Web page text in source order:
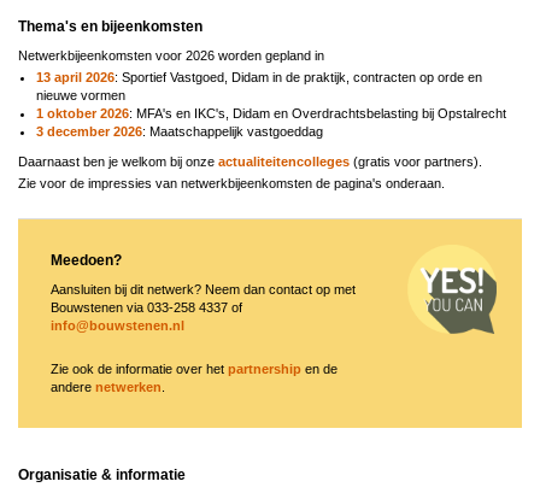
Thema's en bijeenkomsten
Netwerkbijeenkomsten voor 2026 worden gepland in
13 april 2026: Sportief Vastgoed, Didam in de praktijk, contracten op orde en
nieuwe vormen
1 oktober 2026: MFA's en IKC's, Didam en Overdrachtsbelasting bij Opstalrecht
3 december 2026: Maatschappelijk vastgoeddag
Daarnaast ben je welkom bij onze actualiteitencolleges (gratis voor partners).
Zie voor de impressies van netwerkbijeenkomsten de pagina's onderaan.
Meedoen?
Aansluiten bij dit netwerk? Neem dan contact op met
Bouwstenen via 033-258 4337 of
info@bouwstenen.nl
Zie ook de informatie over het partnership en de
andere netwerken
Organisatie & informatie